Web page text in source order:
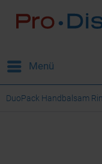
Menü
DuoPack Handbalsam